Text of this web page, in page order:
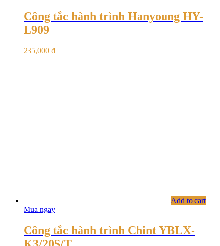
Công tắc hành trình Hanyoung HY-
L909
235,000 ₫
Add to cart
Mua ngay
Công tắc hành trình Chint YBLX-
K3/20S/T